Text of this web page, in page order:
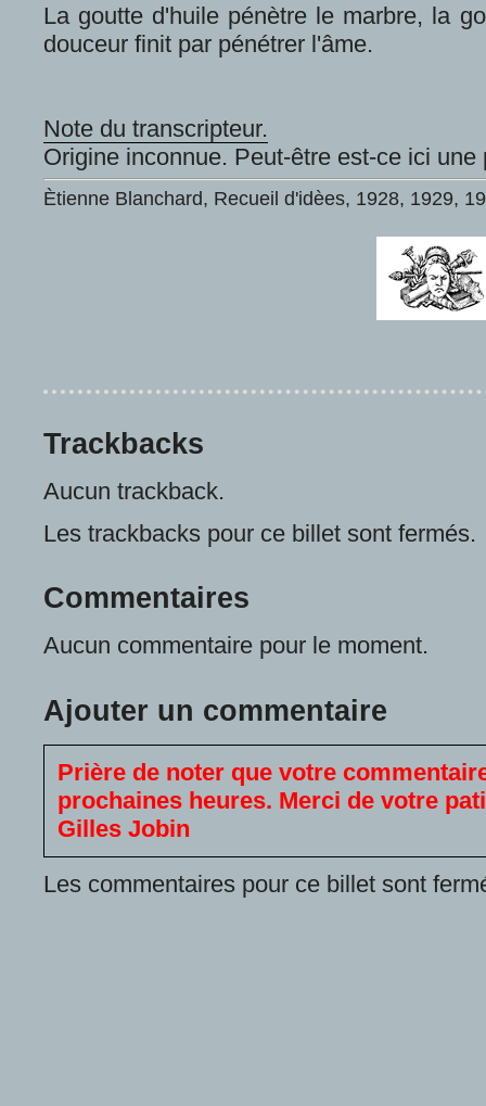
La goutte d'huile pénètre le marbre, la
douceur finit par pénétrer l'âme.
Note du transcripteur.
Origine inconnue. Peut-être est-ce ici
Ètienne Blanchard, Recueil d'idèes, 1928, 1929,
Trackbacks
Aucun trackback.
Les trackbacks pour ce billet sont fermés.
Commentaires
Aucun commentaire pour le moment.
Ajouter un commentaire
Prière de noter que votre
prochaines heures. Merci de votre
Gilles Jobin
Les commentaires pour ce billet sont